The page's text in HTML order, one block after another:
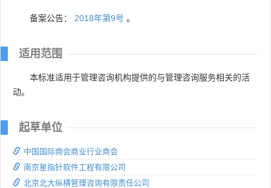
备案公告： 2018年第9号 。
适用范围
本标准适用于管理咨询机构提供的与管理咨询服务相关的活
动。
起草单位
中国国际商会商业行业商会
南京星指针软件工程有限公司
北京北大纵横管理咨询有限责任公司